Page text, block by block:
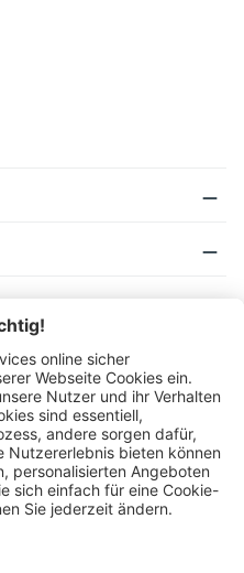
auch auf
an Industrie, Handel, Gewerbe und